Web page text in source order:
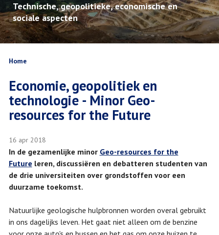
gaan
Technische, geopolitieke, economische en
sociale aspecten
Kruimelpad
Home
Economie, geopolitiek en
technologie - Minor Geo-
resources for the Future
16 apr 2018
In de gezamenlijke minor Geo-resources for the
Future leren, discussiëren en debatteren studenten van
de drie universiteiten over grondstoffen voor een
duurzame toekomst.
Natuurlijke geologische hulpbronnen worden overal gebruikt
in ons dagelijks leven. Het gaat niet alleen om de benzine